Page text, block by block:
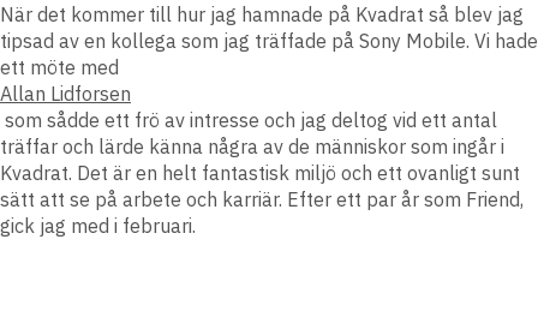
När det kommer till hur jag hamnade på Kvadrat så blev jag
tipsad av en kollega som jag träffade på Sony Mobile. Vi hade
ett möte med
Allan Lidforsen
som sådde ett frö av intresse och jag deltog vid ett antal
träffar och lärde känna några av de människor som ingår i
Kvadrat. Det är en helt fantastisk miljö och ett ovanligt sunt
sätt att se på arbete och karriär. Efter ett par år som Friend,
gick jag med i februari.